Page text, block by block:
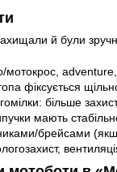
й були
мотокрос,
фіксується
більше
мають
брейсами